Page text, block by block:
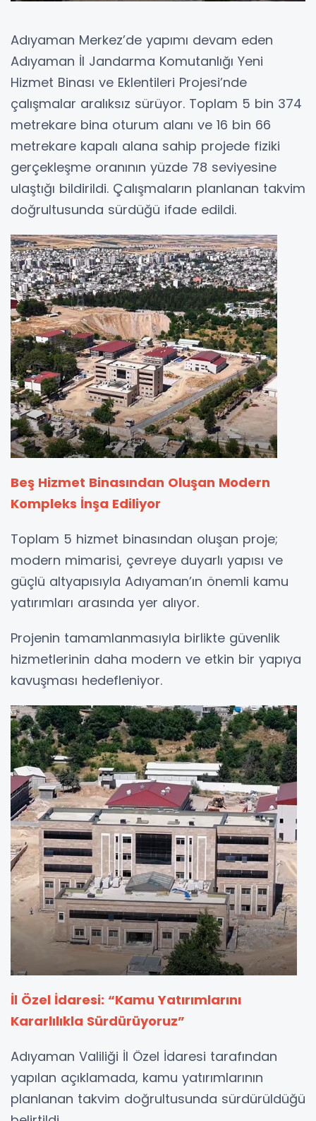
Adıyaman Merkez’de yapımı devam eden
Adıyaman İl Jandarma Komutanlığı Yeni
Hizmet Binası ve Eklentileri Projesi’nde
çalışmalar aralıksız sürüyor. Toplam 5 bin 374
metrekare bina oturum alanı ve 16 bin 66
metrekare kapalı alana sahip projede fiziki
gerçekleşme oranının yüzde 78 seviyesine
ulaştığı bildirildi. Çalışmaların planlanan takvim
doğrultusunda sürdüğü ifade edildi.
Beş Hizmet Binasından Oluşan Modern
Kompleks İnşa Ediliyor
Toplam 5 hizmet binasından oluşan proje;
modern mimarisi, çevreye duyarlı yapısı ve
güçlü altyapısıyla Adıyaman’ın önemli kamu
yatırımları arasında yer alıyor.
Projenin tamamlanmasıyla birlikte güvenlik
hizmetlerinin daha modern ve etkin bir yapıya
kavuşması hedefleniyor.
İl Özel İdaresi: “Kamu Yatırımlarını
Kararlılıkla Sürdürüyoruz”
Adıyaman Valiliği İl Özel İdaresi tarafından
yapılan açıklamada, kamu yatırımlarının
planlanan takvim doğrultusunda sürdürüldüğü